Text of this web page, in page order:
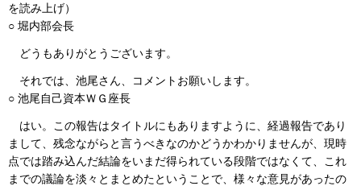
を読み上げ）
○ 堀内部会長
どうもありがとうございます。
それでは、池尾さん、コメントお願いします。
○ 池尾自己資本ＷＧ座長
はい。この報告はタイトルにもありますように、経過報告であり
まして、残念ながらと言うべきなのかどうかわかりませんが、現時
点では踏み込んだ結論をいまだ得られている段階ではなくて、これ
までの議論を淡々とまとめたということで、様々な意見があったの